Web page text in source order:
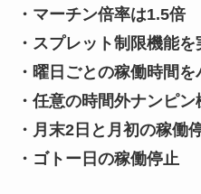
・マーチン倍率は1.5倍
・スプレット制限機能を
・曜日ごとの稼働時間
・任意の時間外ナンピン
・月末2日と月初の稼働
・ゴトー日の稼働停止